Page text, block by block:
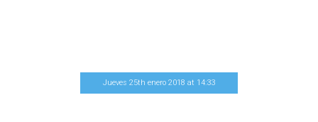
Jueves 25th enero 2018 at 14:33